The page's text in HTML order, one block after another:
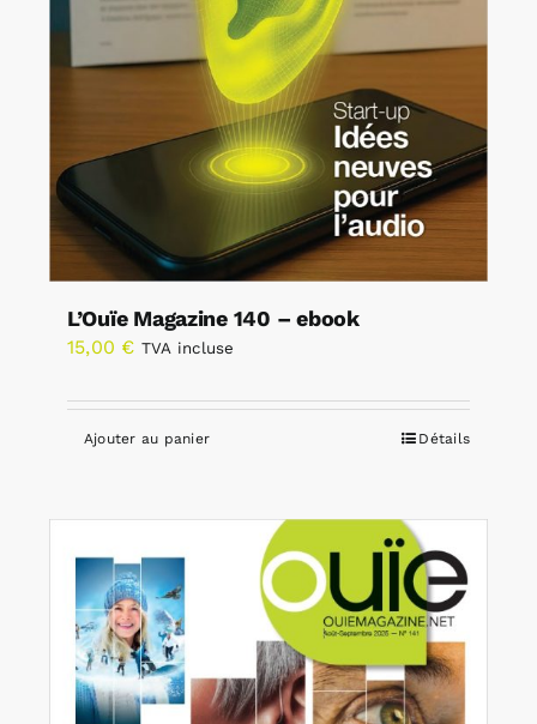
L’Ouïe Magazine 140 – ebook
15,00 € TVA incluse
Ajouter au panier Détails